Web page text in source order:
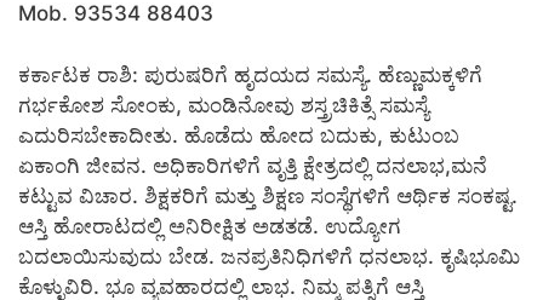
Mob. 93534 88403
ಕರ್ಕಾಟಕ ರಾಶಿ: ಪುರುಷರಿಗೆ ಹೃದಯದ ಸಮಸ್ಯೆ. ಹೆಣ್ಣುಮಕ್ಕಳಿಗೆ
ಗರ್ಭಕೋಶ ಸೋಂಕು, ಮಂಡಿನೋವು ಶಸ್ತ್ರಚಿಕಿತ್ಸೆ ಸಮಸ್ಯೆ
ಎದುರಿಸಬೇಕಾದೀತು. ಹೊಡೆದು ಹೋದ ಬದುಕು, ಕುಟುಂಬ
ಏಕಾಂಗಿ ಜೀವನ. ಅಧಿಕಾರಿಗಳಿಗೆ ವೃತ್ತಿ ಕ್ಷೇತ್ರದಲ್ಲಿ ದನಲಾಭ,ಮನೆ
ಕಟ್ಟುವ ವಿಚಾರ. ಶಿಕ್ಷಕರಿಗೆ ಮತ್ತು ಶಿಕ್ಷಣ ಸಂಸ್ಥೆಗಳಿಗೆ ಆರ್ಥಿಕ ಸಂಕಷ್ಟ.
ಆಸ್ತಿ ಹೋರಾಟದಲ್ಲಿ ಅನಿರೀಕ್ಷಿತ ಅಡತಡೆ. ಉದ್ಯೋಗ
ಬದಲಾಯಿಸುವುದು ಬೇಡ. ಜನಪ್ರತಿನಿಧಿಗಳಿಗೆ ಧನಲಾಭ. ಕೃಷಿಭೂಮಿ
ಕೊಳ್ಳುವಿರಿ. ಭೂ ವ್ಯವಹಾರದಲ್ಲಿ ಲಾಭ. ನಿಮ್ಮ ಪತ್ನಿಗೆ ಆಸ್ತಿ